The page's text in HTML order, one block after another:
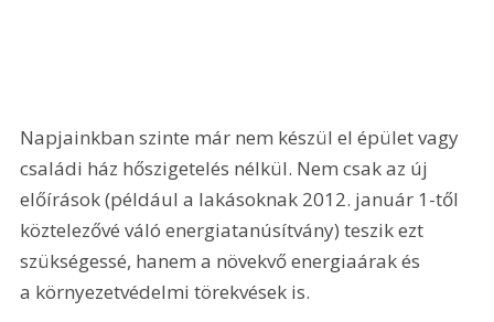
Napjainkban szinte már nem készül el épület vagy
családi ház hőszigetelés nélkül. Nem csak az új
előírások (például a lakásoknak 2012. január 1-től
köztelezővé váló energiatanúsítvány) teszik ezt
szükségessé, hanem a növekvő energiaárak és
a környezetvédelmi törekvések is.